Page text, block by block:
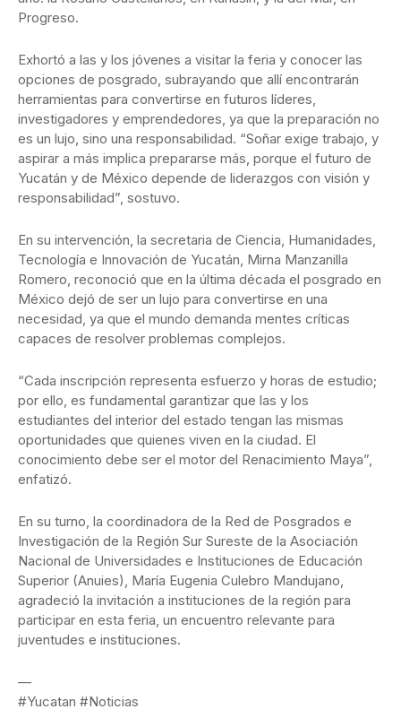
Progreso.
Exhortó a las y los jóvenes a visitar la feria y conocer las
opciones de posgrado, subrayando que allí encontrarán
herramientas para convertirse en futuros líderes,
investigadores y emprendedores, ya que la preparación no
es un lujo, sino una responsabilidad. “Soñar exige trabajo, y
aspirar a más implica prepararse más, porque el futuro de
Yucatán y de México depende de liderazgos con visión y
responsabilidad”, sostuvo.
En su intervención, la secretaria de Ciencia, Humanidades,
Tecnología e Innovación de Yucatán, Mirna Manzanilla
Romero, reconoció que en la última década el posgrado en
México dejó de ser un lujo para convertirse en una
necesidad, ya que el mundo demanda mentes críticas
capaces de resolver problemas complejos.
“Cada inscripción representa esfuerzo y horas de estudio;
por ello, es fundamental garantizar que las y los
estudiantes del interior del estado tengan las mismas
oportunidades que quienes viven en la ciudad. El
conocimiento debe ser el motor del Renacimiento Maya”,
enfatizó.
En su turno, la coordinadora de la Red de Posgrados e
Investigación de la Región Sur Sureste de la Asociación
Nacional de Universidades e Instituciones de Educación
Superior (Anuies), María Eugenia Culebro Mandujano,
agradeció la invitación a instituciones de la región para
participar en esta feria, un encuentro relevante para
juventudes e instituciones.
—
#Yucatan #Noticias